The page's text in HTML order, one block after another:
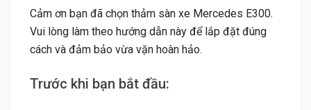
Cảm ơn bạn đã chọn thảm sàn xe Mercedes E300.
Vui lòng làm theo hướng dẫn này để lắp đặt đúng
cách và đảm bảo vừa vặn hoàn hảo.
Trước khi bạn bắt đầu: